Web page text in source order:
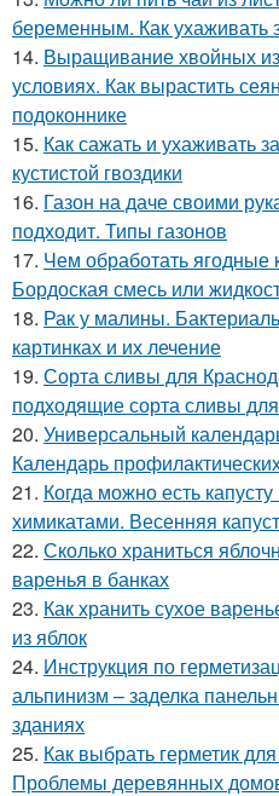
беременным. Как ухаживать
14. Выращивание хвойных
условиях. Как вырастить
подоконнике
15. Как сажать и ухаживать
кустистой гвоздики
16. Газон на даче своими
подходит. Типы газонов
17. Чем обработать ягодные
Бордоская смесь или
18. Рак у малины.
картинках и их лечение
19. Сорта сливы для
подходящие сорта сливы
20. Универсальный
Календарь
21. Когда можно есть
химикатами. Весенняя
22. Сколько храниться
варенья в банках
23. Как хранить сухое
из яблок
24. Инструкция по
альпинизм – заделка
зданиях
25. Как выбрать герметик
Проблемы деревянных